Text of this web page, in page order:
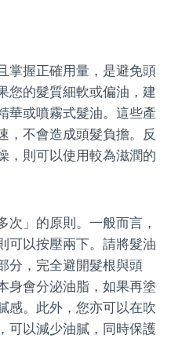
掌握正確用量，是避免頭
您的髮質細軟或偏油，建
華或噴霧式髮油。這些產
，不會造成頭髮負擔。反
，則可以使用較為滋潤的
次」的原則。一般而言，
可以按壓兩下。請將髮油
分，完全避開髮根與頭
身會分泌油脂，如果再塗
感。此外，您亦可以在吹
可以減少油膩，同時保護